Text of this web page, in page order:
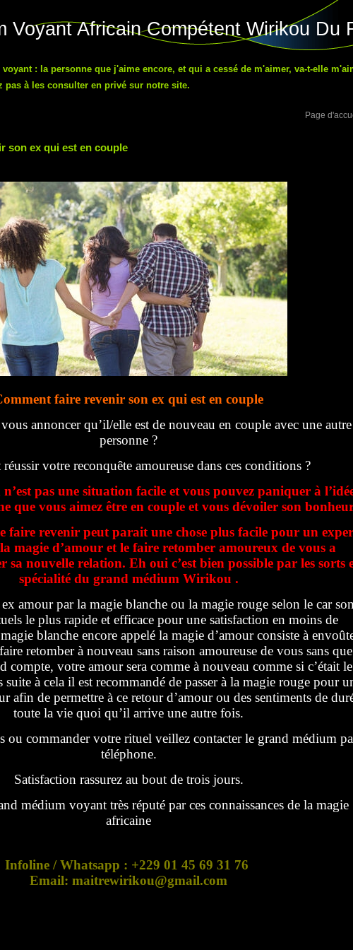
Voyant Africain Compétent Wirikou Du
: la personne que j'aime encore, et qui a cessé de m'aimer, va-t-elle
pas à les consulter en privé sur notre site.
Page
son ex qui est en couple
faire revenir son ex qui est en couple
annoncer qu’il/elle est de nouveau en couple avec une autre
personne ?
votre reconquête amoureuse dans ces conditions ?
pas une situation facile et vous pouvez paniquer à
que vous aimez être en couple et vous dévoiler son
faire revenir peut parait une chose plus facile pour un
la magie d’amour et le faire retomber amoureux de vous a
sa nouvelle relation. Eh oui c’est bien possible par les sorts
spécialité du grand médium Wirikou .
amour par la magie blanche ou la magie rouge selon le car
le plus rapide et efficace pour une satisfaction en moins de
blanche encore appelé la magie d’amour consiste à
retomber à nouveau sans raison amoureuse de vous sans que
compte, votre amour sera comme à nouveau comme si c’était le
à cela il est recommandé de passer à la magie rouge pour
afin de permettre à ce retour d’amour ou des sentiments de
toute la vie quoi qu’il arrive une autre fois.
ou commander votre rituel veillez contacter le grand médium
téléphone.
Satisfaction rassurez au bout de trois jours.
médium voyant très réputé par ces connaissances de la magie
africaine
Infoline / Whatsapp : +229 01 45 69 31 76
Email: maitrewirikou@gmail.com